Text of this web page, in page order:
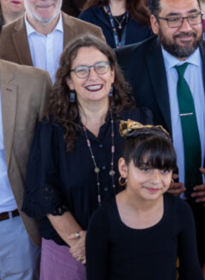
Autoridades del Mineduc
inauguraron el año escolar
2025 el Liceo Santa Teresa
del Carmelo
Director Rodrigo Egaña
participó en la III Experiencia
en Foco de la Comunidad
Araucaria